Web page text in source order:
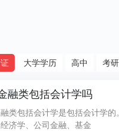
大学学历 高中 考研
融类包括会计学吗
类包括会计学是包括会计学
济学、公司金融、基金